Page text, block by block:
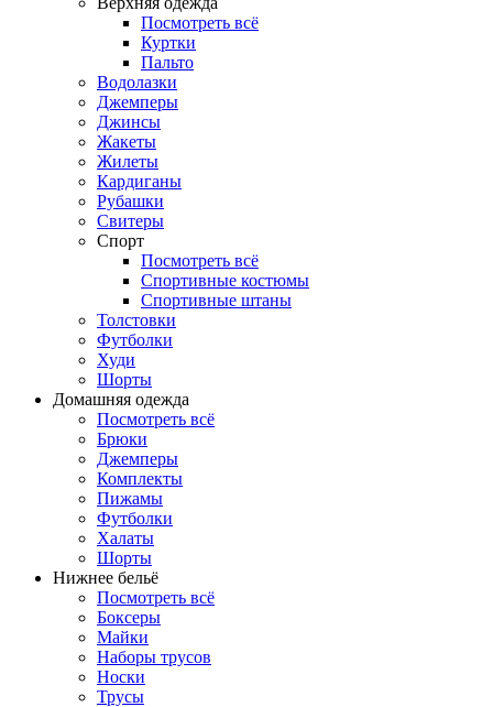
Посмотреть всё
Куртки
Пальто
Водолазки
Джемперы
Джинсы
Жакеты
Жилеты
Кардиганы
Рубашки
Свитеры
Спорт
Посмотреть всё
Спортивные костюмы
Спортивные штаны
Толстовки
Футболки
Худи
Шорты
Домашняя одежда
Посмотреть всё
Брюки
Джемперы
Комплекты
Пижамы
Футболки
Халаты
Шорты
Нижнее бельё
Посмотреть всё
Боксеры
Майки
Наборы трусов
Носки
Трусы